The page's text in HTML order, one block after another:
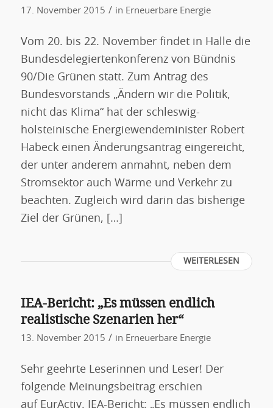
17. November 2015 / in Erneuerbare Energie
Vom 20. bis 22. November findet in Halle die
Bundesdelegiertenkonferenz von Bündnis
90/Die Grünen statt. Zum Antrag des
Bundesvorstands „Ändern wir die Politik,
nicht das Klima“ hat der schleswig-
holsteinische Energiewendeminister Robert
Habeck einen Änderungsantrag eingereicht,
der unter anderem anmahnt, neben dem
Stromsektor auch Wärme und Verkehr zu
beachten. Zugleich wird darin das bisherige
Ziel der Grünen, […]
WEITERLESEN
IEA-Bericht: „Es müssen endlich
realistische Szenarien her“
13. November 2015 / in Erneuerbare Energie
Sehr geehrte Leserinnen und Leser! Der
folgende Meinungsbeitrag erschien
auf EurActiv. IEA-Bericht: „Es müssen endlich